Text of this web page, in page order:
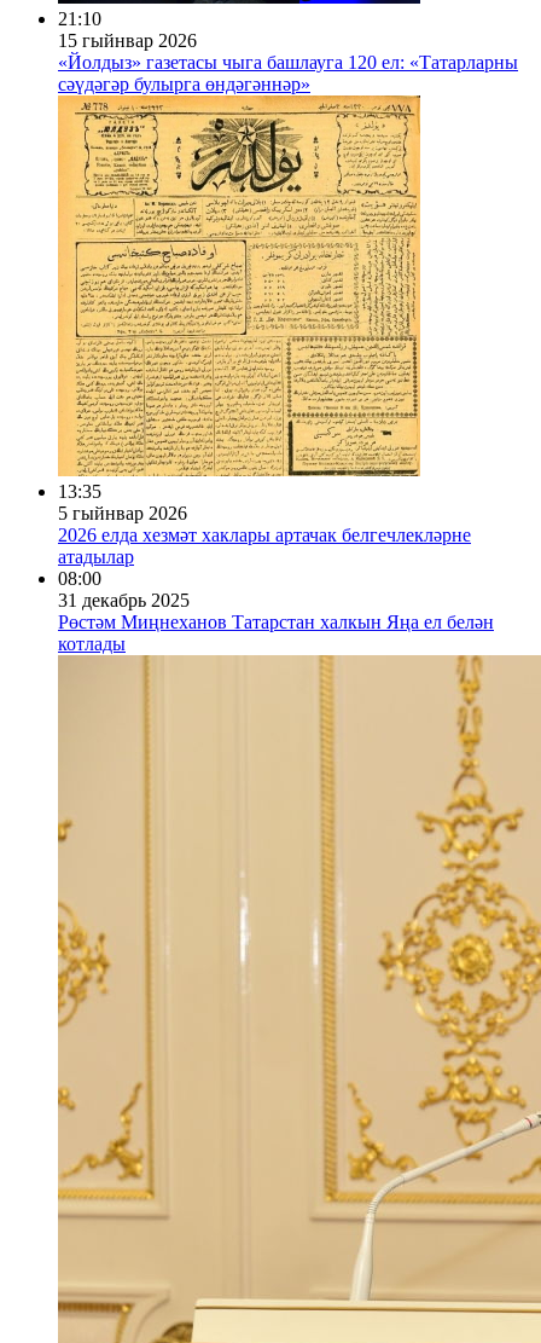
21:10
15 гыйнвар 2026
«Йолдыз» газетасы чыга башлауга 120 ел: «Татарларны
сәүдәгәр булырга өндәгәннәр»
13:35
5 гыйнвар 2026
2026 елда хезмәт хаклары артачак белгечлекләрне
атадылар
08:00
31 декабрь 2025
Рөстәм Миңнеханов Татарстан халкын Яңа ел белән
котлады